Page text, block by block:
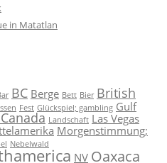
in Matatlan
BC Berge Bett Bier British
Fest Glückspiel; gambling Gulf
Landschaft Las Vegas
Morgenstimmung;
Nebelwald
NV Oaxaca